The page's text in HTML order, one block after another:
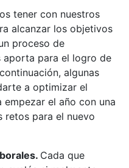
tener con nuestros
alcanzar los objetivos
proceso de
aporta para el logro de
algunas
a optimizar el
el año con una
retos para el nuevo
Cada que